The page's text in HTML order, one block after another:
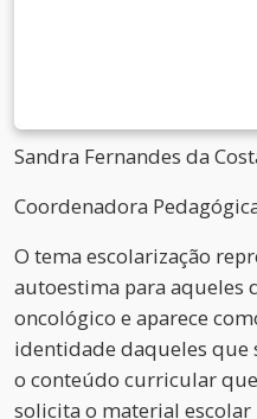
Sandra Fernandes da
Coordenadora
O tema escolarização
autoestima para aqueles
oncológico e aparece
identidade daqueles que
o conteúdo curricular
solicita o material escolar